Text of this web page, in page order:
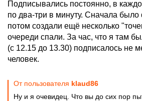
Подписывались постоянно, в
по два-три в минуту. Сначала было
потом создали ещё несколько
очереди спали. За час, что я там
(с 12.15 до 13.30) подписалось не
человек.
От пользователя klaud86
Ну и я очевидец. Что вы до сих пор